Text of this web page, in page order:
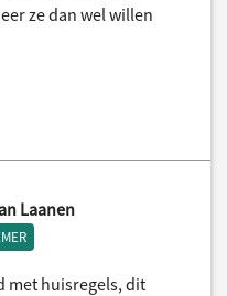
ze dan wel willen
Laanen
met huisregels, dit